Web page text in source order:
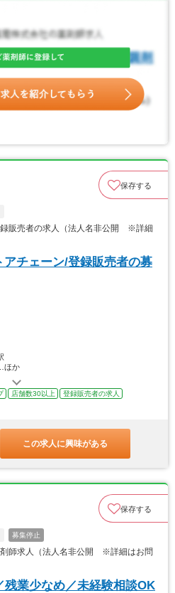
保存する
録販売者の求人（法人名非公開 ※詳細
チェーン/登録販売者の募
ほか
店舗数30以上
登録販売者の求人
この求人に興味がある
保存する
募集停止
剤師求人（法人名非公開 ※詳細はお問
残業少なめ／未経験相談OK